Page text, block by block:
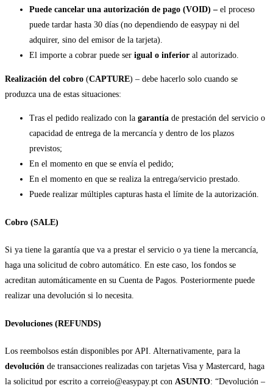
Puede cancelar una autorización de pago (VOID) – el proceso
puede tardar hasta 30 días (no dependiendo de easypay ni del
adquirer, sino del emisor de la tarjeta).
El importe a cobrar puede ser igual o inferior al autorizado.
Realización del cobro (CAPTURE) – debe hacerlo solo cuando se
produzca una de estas situaciones:
Tras el pedido realizado con la garantía de prestación del servicio o
capacidad de entrega de la mercancía y dentro de los plazos
previstos;
En el momento en que se envía el pedido;
En el momento en que se realiza la entrega/servicio prestado.
Puede realizar múltiples capturas hasta el límite de la autorización.
Cobro (SALE)
Si ya tiene la garantía que va a prestar el servicio o ya tiene la mercancía,
haga una solicitud de cobro automático. En este caso, los fondos se
acreditan automáticamente en su Cuenta de Pagos. Posteriormente puede
realizar una devolución si lo necesita.
Devoluciones (REFUNDS)
Los reembolsos están disponibles por API. Alternativamente, para la
devolución de transacciones realizadas con tarjetas Visa y Mastercard, haga
la solicitud por escrito a correio@easypay.pt con ASUNTO: “Devolución –